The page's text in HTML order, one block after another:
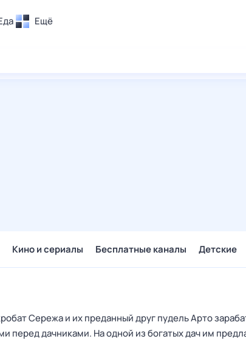
Ещё
Кино и сериалы Бесплатные каналы Детские
Сережа и их преданный друг пудель Арто
перед дачниками. На одной из богатых дач им